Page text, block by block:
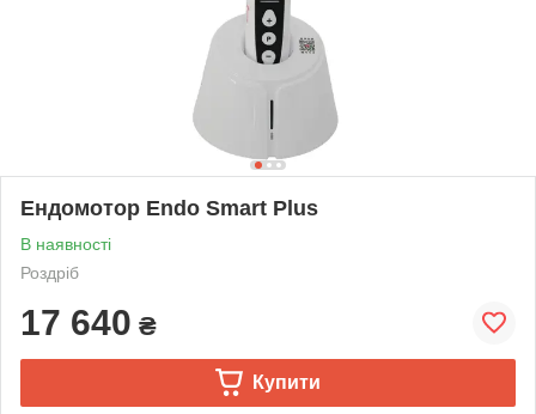
Ендомотор Endo Smart Plus
В наявності
Роздріб
17 640 ₴
Купити